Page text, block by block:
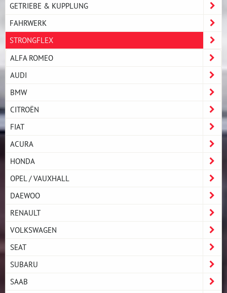
GETRIEBE & KUPPLUNG
FAHRWERK
STRONGFLEX
ALFA ROMEO
AUDI
BMW
CITROËN
FIAT
ACURA
HONDA
OPEL / VAUXHALL
DAEWOO
RENAULT
VOLKSWAGEN
SEAT
SUBARU
SAAB